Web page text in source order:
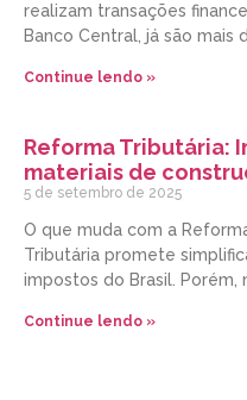
realizam transações
Banco Central, já são mais
Continue lendo »
Reforma Tributária:
materiais de
5 de setembro de 2025
O que muda com a
Tributária promete
impostos do Brasil.
Continue lendo »